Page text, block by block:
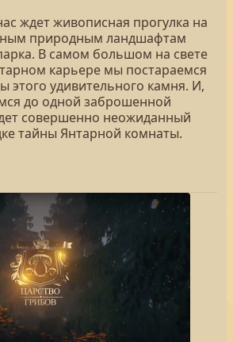
ждет живописная прогулка на
природным ландшафтам
В самом большом на свете
карьере мы постараемся
этого удивительного камня. И,
до одной заброшенной
совершенно неожиданный
тайны Янтарной комнаты.